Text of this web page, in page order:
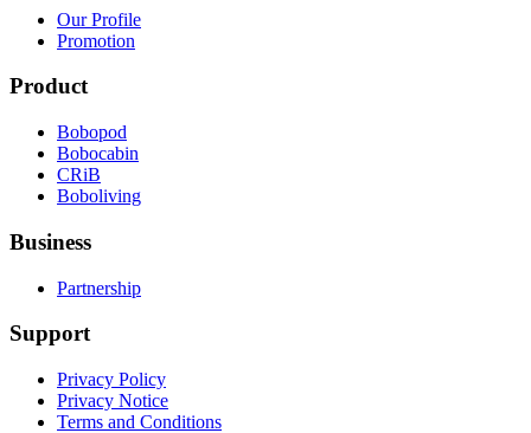
Our Profile
Promotion
Product
Bobopod
Bobocabin
CRiB
Boboliving
Business
Partnership
Support
Privacy Policy
Privacy Notice
Terms and Conditions